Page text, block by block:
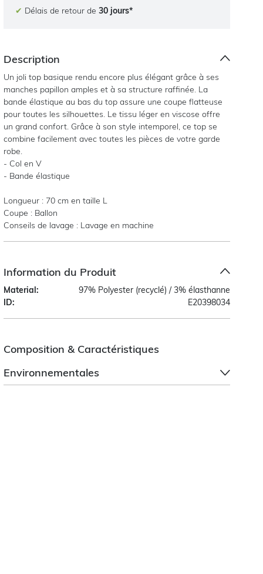
✔ Délais de retour de30 jours*
Description
Un joli top basique rendu encore plus élégant grâce à ses
manches papillon amples et à sa structure raffinée. La
bande élastique au bas du top assure une coupe flatteuse
pour toutes les silhouettes. Le tissu léger en viscose offre
un grand confort. Grâce à son style intemporel, ce top se
combine facilement avec toutes les pièces de votre garde
robe.
- Col en V
- Bande élastique
Longueur : 70 cm en taille L
Coupe : Ballon
Conseils de lavage : Lavage en machine
Information du Produit
Material:
97% Polyester (recyclé) / 3% élasthanne
ID:
E20398034
Composition & Caractéristiques
Environnementales